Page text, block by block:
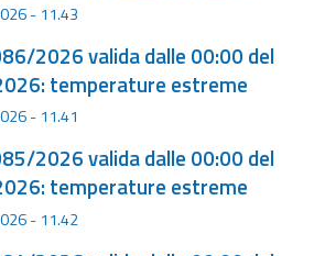
- 11.43
2026 valida dalle 00:00 del
temperature estreme
- 11.41
2026 valida dalle 00:00 del
temperature estreme
- 11.42